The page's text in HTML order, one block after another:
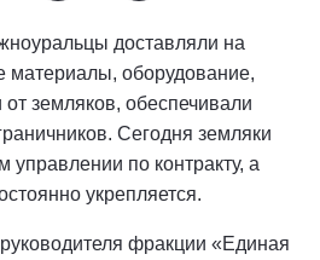
доставляли на
материалы, оборудование,
земляков, обеспечивали
Сегодня земляки
управлении по контракту, а
укрепляется.
фракции «Единая